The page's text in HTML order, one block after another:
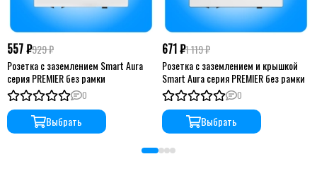
557 ₽929 ₽
Розетка с заземлением Smart Aura
серия PREMIER без рамки
0
Выбрать
671 ₽1 119 ₽
Розетка с заземлением и крышкой
Smart Aura серия PREMIER без рамки
0
Выбрать